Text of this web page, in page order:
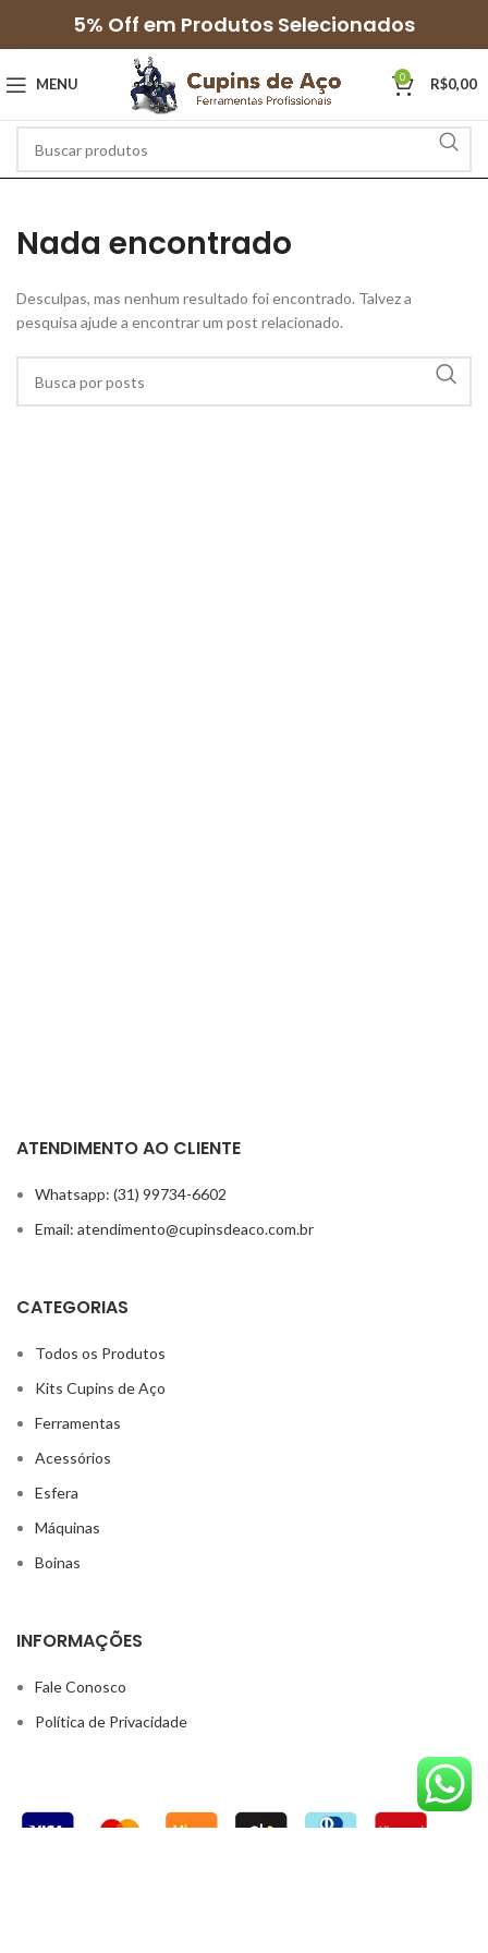
5% Off em Produtos Selecionados
MENU 0 R$0,00
Nada encontrado
Desculpas, mas nenhum resultado foi encontrado. Talvez a
pesquisa ajude a encontrar um post relacionado.
ATENDIMENTO AO CLIENTE
Whatsapp: (31) 99734-6602
Email: atendimento@cupinsdeaco.com.br
CATEGORIAS
Todos os Produtos
Kits Cupins de Aço
Ferramentas
Acessórios
Esfera
Máquinas
Boinas
INFORMAÇÕES
Fale Conosco
Política de Privacidade